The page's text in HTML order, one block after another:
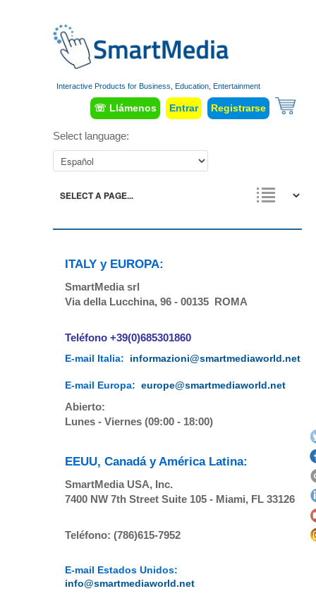
Interactive Products for Business, Education, Entertainment
☏ Llámenos Entrar Registrarse
Select language:
ITALY y EUROPA:
SmartMedia srl
Via della Lucchina, 96 - 00135 ROMA
Teléfono +39(0)685301860
E-mail Italia: informazioni@smartmediaworld.net
E-mail Europa:europe@smartmediaworld.net
Abierto:
Lunes - Viernes (09:00 - 18:00)
EEUU, Canadá y América Latina:
SmartMedia USA, Inc.
7400 NW 7th Street Suite 105 - Miami, FL 33126
Teléfono: (786)615-7952
E-mail Estados Unidos:
info@smartmediaworld.net